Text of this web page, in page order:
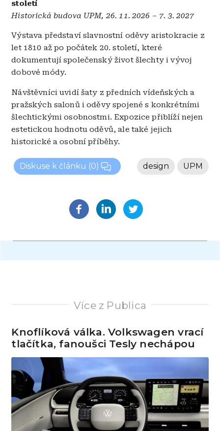
století
Historická budova UPM, 26. 11. 2026 – 7. 3. 2027
Výstava představí slavnostní oděvy aristokracie z
let 1810 až po počátek 20. století, které
dokumentují společenský život šlechty i vývoj
dobové módy.
Návštěvníci uvidí šaty z předních vídeňských a
pražských salonů i oděvy spojené s konkrétními
šlechtickými osobnostmi. Expozice přiblíží nejen
estetickou hodnotu oděvů, ale také jejich
historické a osobní příběhy.
Diskuse k článku (0) UPM
design
Více z Publica
Knoflíková válka. Volkswagen vrací
tlačítka, fanoušci Tesly nechápou